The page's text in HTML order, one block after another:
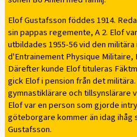
Elof Gustafsson föddes 1914.
sin pappas regemente, A 2. Elof
utbildades 1955-56 vid den
d'Entrainement Physique Militaire,
Därefter kunde Elof tituleras
gick Elof i pension från det
gymnastiklärare och tillsynslärare
Elof var en person som gjorde
göteborgare kommer än idag ihåg
Gustafsson.